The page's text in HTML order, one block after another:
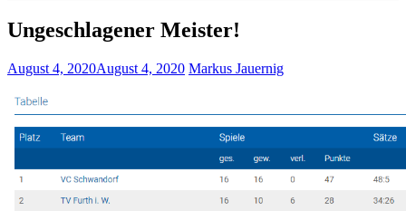
Ungeschlagener Meister!
August 4, 2020August 4, 2020 Markus Jauernig